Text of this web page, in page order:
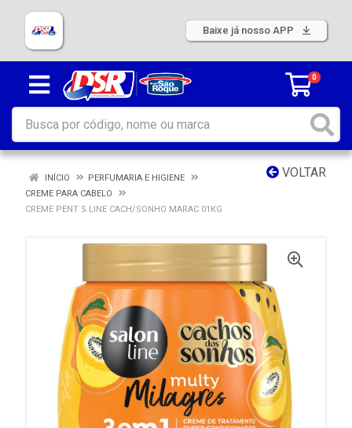
Baixe já nosso APP
0
VOLTAR
INÍCIO
PERFUMARIA E HIGIENE
CREME PARA CABELO
CREME PENT S LINE CACH/SONHO MARAC 01KG